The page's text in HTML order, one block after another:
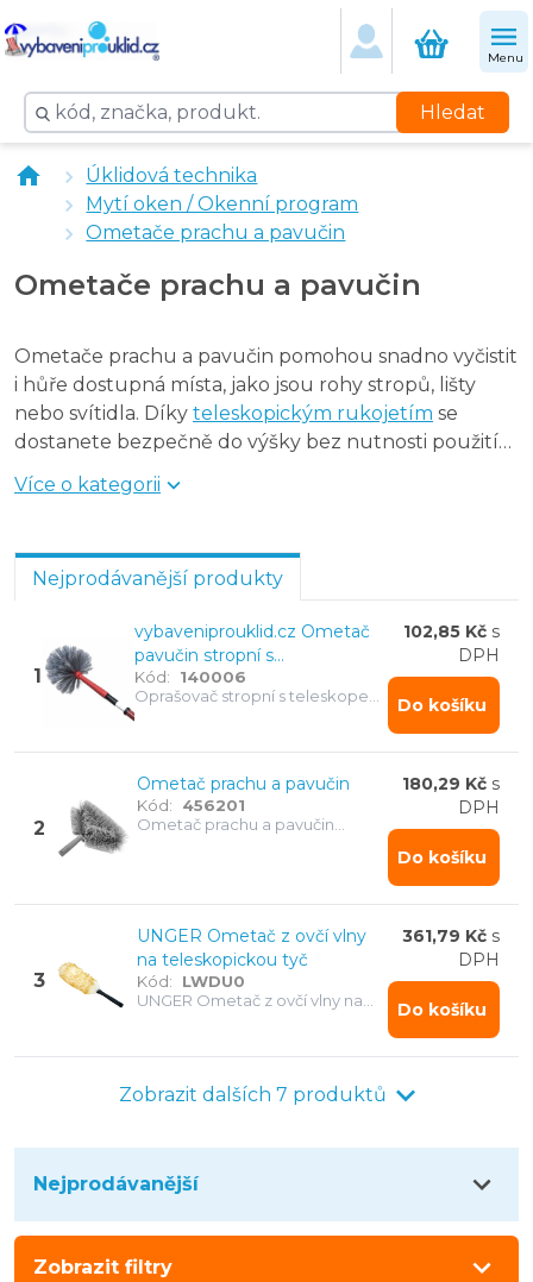
vybaveniprouklid.cz Ometač pavučin stropní s
Ometač prachu a pavučin
UNGER Ometač z ovčí vlny na teleskopickou tyč
UNGER ometač prachu a pavučin
Moerman DUSTERS - ometač prachu a pavučin
Moerman DUSTERS PIPE -ometač prachu a pavučin
Ometač prachu a pavučin s teleskopickou tyčí Lewi 2 x
Prachovka žinylka s rukojetí
Lewi Ometač prachu a pavučin přírodní
Ometač prachu s teleskopickou rukojetí 75 cm
Menu
Hledat
Úklidová technika
Mytí oken / Okenní program
Ometače prachu a pavučin
Ometače prachu a pavučin
Ometače prachu a pavučin pomohou snadno vyčistit
i hůře dostupná místa, jako jsou rohy stropů, lišty
nebo svítidla. Díky teleskopickým rukojetím se
dostanete bezpečně do výšky bez nutnosti použití
žebříku.
který je šetrný k povrchům. Doporučujeme také
praktickýMoerman Dusters Pipe
Více o kategorii
Nejprodávanější produkty
1
vybaveniprouklid.cz Ometač
pavučin stropní s
teleskopickou tyčí 75/150 cm
Kód:
140006
Oprašovač stropní s teleskopem
150 cm
102,85 Kč s
DPH
Do košíku
2
Ometač prachu a pavučin
Kód:
456201
Ometač prachu a pavučin
180,29 Kč s
DPH
Do košíku
3
UNGER Ometač z ovčí vlny
na teleskopickou tyč
Kód:
LWDU0
UNGER Ometač z ovčí vlny na
361,79 Kč s
DPH
Do košíku
Zobrazit dalších 7 produktů
Nejprodávanější
Zobrazit filtry